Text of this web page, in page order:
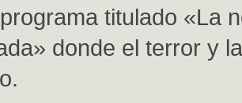
titulado «La
donde el terror y